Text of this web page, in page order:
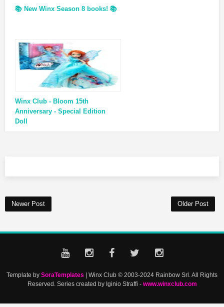
📚 New Winx Season 8 books! 📚
Winx Club - Bloom 15th
Anniversary - Special Edition
Doll
Newer Post Older Post
Template by SoraTemplates | Winx Club © 2003-2024 Rainbow Srl. All Rights
Reserved. Series created by Iginio Straffi - www.winxclub.com